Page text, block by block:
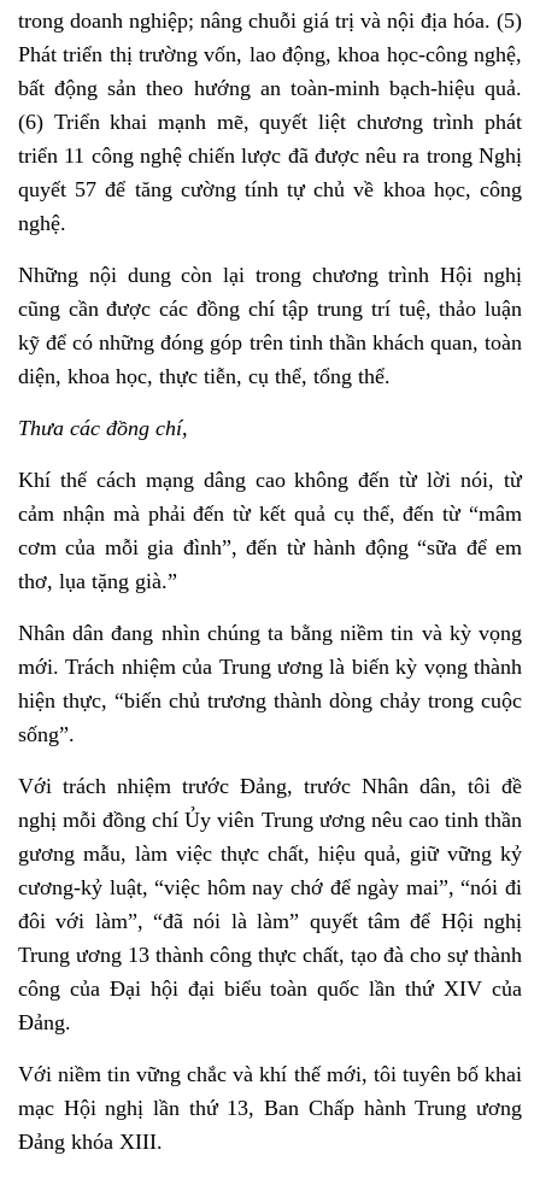
trong doanh nghiệp; nâng chuỗi giá trị và nội địa hóa. (5)
Phát triển thị trường vốn, lao động, khoa học-công nghệ,
bất động sản theo hướng an toàn-minh bạch-hiệu quả.
(6) Triển khai mạnh mẽ, quyết liệt chương trình phát
triển 11 công nghệ chiến lược đã được nêu ra trong Nghị
quyết 57 để tăng cường tính tự chủ về khoa học, công
nghệ.
Những nội dung còn lại trong chương trình Hội nghị
cũng cần được các đồng chí tập trung trí tuệ, thảo luận
kỹ để có những đóng góp trên tinh thần khách quan, toàn
diện, khoa học, thực tiễn, cụ thể, tổng thể.
Thưa các đồng chí,
Khí thế cách mạng dâng cao không đến từ lời nói, từ
cảm nhận mà phải đến từ kết quả cụ thể, đến từ “mâm
cơm của mỗi gia đình”, đến từ hành động “sữa để em
thơ, lụa tặng già.”
Nhân dân đang nhìn chúng ta bằng niềm tin và kỳ vọng
mới. Trách nhiệm của Trung ương là biến kỳ vọng thành
hiện thực, “biến chủ trương thành dòng chảy trong cuộc
sống”.
Với trách nhiệm trước Đảng, trước Nhân dân, tôi đề
nghị mỗi đồng chí Ủy viên Trung ương nêu cao tinh thần
gương mẫu, làm việc thực chất, hiệu quả, giữ vững kỷ
cương-kỷ luật, “việc hôm nay chớ để ngày mai”, “nói đi
đôi với làm”, “đã nói là làm” quyết tâm để Hội nghị
Trung ương 13 thành công thực chất, tạo đà cho sự thành
công của Đại hội đại biểu toàn quốc lần thứ XIV của
Đảng.
Với niềm tin vững chắc và khí thế mới, tôi tuyên bố khai
mạc Hội nghị lần thứ 13, Ban Chấp hành Trung ương
Đảng khóa XIII.